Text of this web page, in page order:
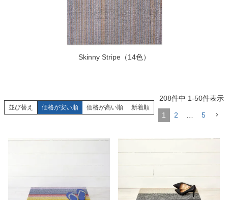
Skinny Stripe（14色）
並び替え 価格が安い順 価格が高い順 新着順
208件中 1-50件表示
1 2 5